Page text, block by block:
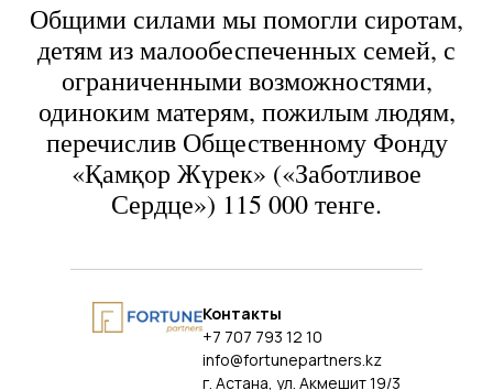
Общими силами мы помогли сиротам,
детям из малообеспеченных семей, с
ограниченными возможностями,
одиноким матерям, пожилым людям,
перечислив Общественному Фонду
«Қамқор Жүрек» («Заботливое
Сердце») 115 000 тенге.
Контакты
+7 707 793 12 10
info@fortunepartners.kz
г. Астана, ул. Акмешит 19/3